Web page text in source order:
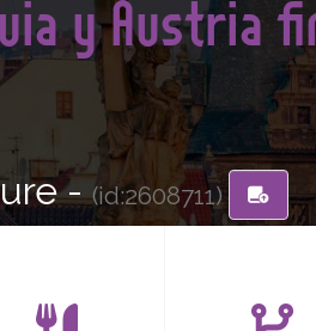
y Austria
-(id:2608711)